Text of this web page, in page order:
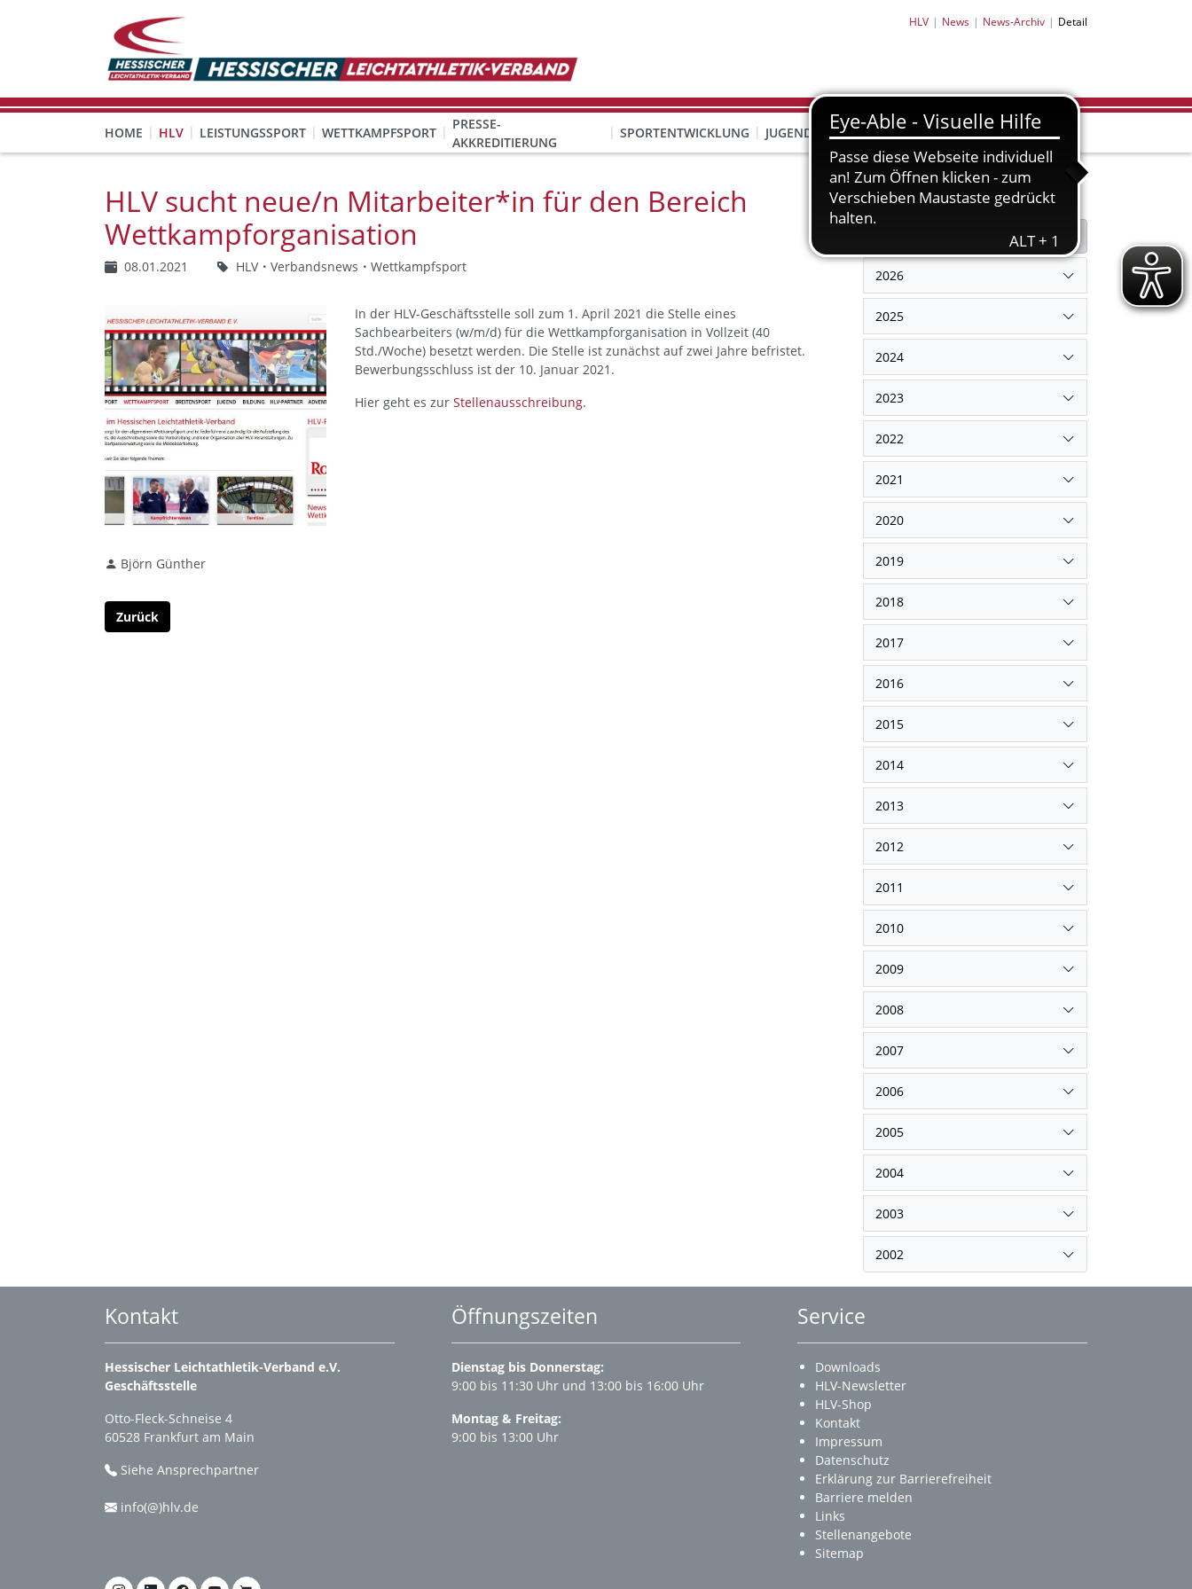
HLV News News-Archiv Detail
HOME HLV LEISTUNGSSPORT WETTKAMPFSPORT
PRESSE-
AKKREDITIERUNG
SPORTENTWICKLUNG JUGEND BILDUNG
HLV-
PARTNER
HLV-
SHOP
HLV sucht neue/n Mitarbeiter*in für den Bereich
Wettkampforganisation
08.01.2021 HLV Verbandsnews Wettkampfsport
In der HLV-Geschäftsstelle soll zum 1. April 2021 die Stelle eines
Sachbearbeiters (w/m/d) für die Wettkampforganisation in Vollzeit (40
Std./Woche) besetzt werden. Die Stelle ist zunächst auf zwei Jahre befristet.
Bewerbungsschluss ist der 10. Januar 2021.
Hier geht es zur Stellenausschreibung.
Björn Günther
Zurück
Filter
2026
2025
2024
2023
2022
2021
2020
2019
2018
2017
2016
2015
2014
2013
2012
2011
2010
2009
2008
2007
2006
2005
2004
2003
2002
Kontakt
Hessischer Leichtathletik-Verband e.V.
Geschäftsstelle
Otto-Fleck-Schneise 4
60528 Frankfurt am Main
Siehe Ansprechpartner
info(@)hlv.de
Öffnungszeiten
Dienstag bis Donnerstag:
9:00 bis 11:30 Uhr und 13:00 bis 16:00 Uhr
Montag & Freitag:
9:00 bis 13:00 Uhr
Service
Downloads
HLV-Newsletter
HLV-Shop
Kontakt
Impressum
Datenschutz
Erklärung zur Barrierefreiheit
Barriere melden
Links
Stellenangebote
Sitemap